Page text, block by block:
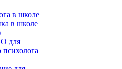
в школе
в школе
для
психолога